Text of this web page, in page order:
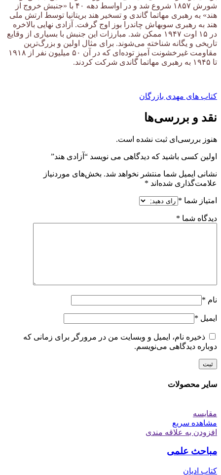
شورش ۱۸۵۷ شروع شد و در اواسط دهه ۴۰ با «جنبش خروج از
هند» به رهبری مهاتما گاندی و تسخیر هند بریتانیا توسط ارتش ملی
هند به رهبری سوبهاش چاندرا بوز اوج گرفت. آزادی نهایی بالاخره
در ۱۵ اوت ۱۹۴۷ ممکن شد. مبارزات این جنبش با بسیاری از وقایع
تاریخی و یگانه شناخته می‌شوند. برای مثال اولین و بزرگ‌ترین
مقاومت غیرخشونت آمیز توده‌ای که در آن ۵۰ میلیون نفر از ۱۹۱۸
تا ۱۹۴۵ به رهبری مهاتما گاندی شرکت کردند.
کتاب های مهدی بازرگان
نقد و بررسی‌ها
هنوز بررسی‌ای ثبت نشده است.
اولین کسی باشید که دیدگاهی می نویسد “آزادی هند”
نشانی ایمیل شما منتشر نخواهد شد. بخش‌های موردنیاز
علامت‌گذاری شده‌اند *
امتیاز شما *
دیدگاه شما *
نام *
ایمیل *
ذخیره نام، ایمیل و وبسایت من در مرورگر برای زمانی که
دوباره دیدگاهی می‌نویسم.
سایر محصولات
مقایسه
مشاهده سریع
افزودن به علاقه مندی
مباحث علمی
کتاب ادیان